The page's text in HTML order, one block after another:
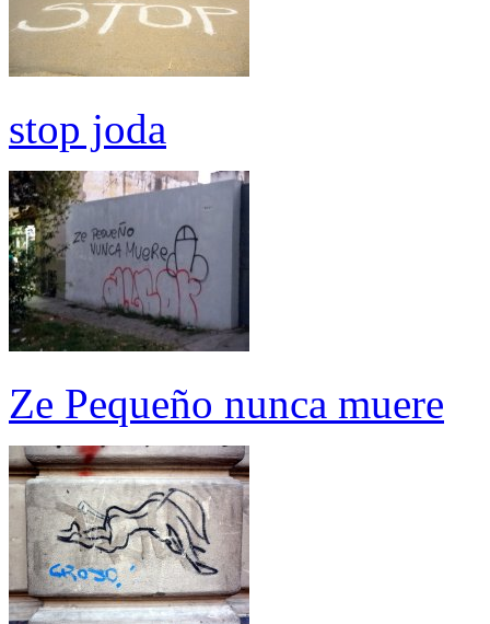
stop joda
Ze Pequeño nunca muere